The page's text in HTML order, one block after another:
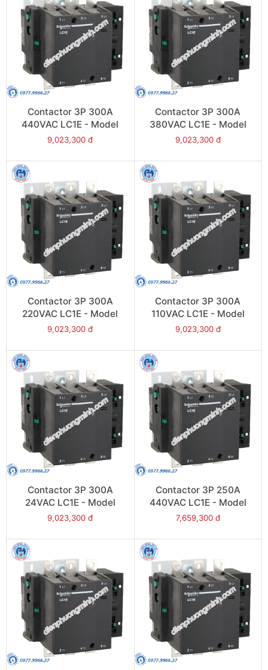
Contactor 3P 300A
440VAC LC1E - Model
LC1E300R6
9,023,300 đ
Contactor 3P 300A
380VAC LC1E - Model
LC1E300Q6
9,023,300 đ
Contactor 3P 300A
220VAC LC1E - Model
LC1E300M6
9,023,300 đ
Contactor 3P 300A
110VAC LC1E - Model
LC1E300F6
9,023,300 đ
Contactor 3P 300A
24VAC LC1E - Model
LC1E300B6
9,023,300 đ
Contactor 3P 250A
440VAC LC1E - Model
LC1E250R6
7,659,300 đ